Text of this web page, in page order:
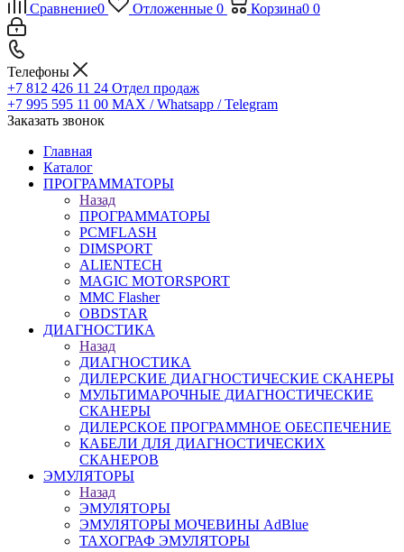
Сравнение0 Отложенные 0 Корзина0 0
Телефоны
+7 812 426 11 24 Отдел продаж
+7 995 595 11 00 MAX / Whatsapp / Telegram
Заказать звонок
Главная
Каталог
ПРОГРАММАТОРЫ
Назад
ПРОГРАММАТОРЫ
PCMFLASH
DIMSPORT
ALIENTECH
MAGIC MOTORSPORT
MMC Flasher
OBDSTAR
ДИАГНОСТИКА
Назад
ДИАГНОСТИКА
ДИЛЕРСКИЕ ДИАГНОСТИЧЕСКИЕ СКАНЕРЫ
МУЛЬТИМАРОЧНЫЕ ДИАГНОСТИЧЕСКИЕ
СКАНЕРЫ
ДИЛЕРСКОЕ ПРОГРАММНОЕ ОБЕСПЕЧЕНИЕ
КАБЕЛИ ДЛЯ ДИАГНОСТИЧЕСКИХ
СКАНЕРОВ
ЭМУЛЯТОРЫ
Назад
ЭМУЛЯТОРЫ
ЭМУЛЯТОРЫ МОЧЕВИНЫ АdBlue
ТАХОГРАФ ЭМУЛЯТОРЫ